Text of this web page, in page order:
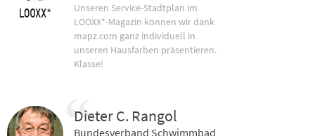
Unseren Service-Stadtplan im
LOOXX*-Magazin können wir dank
mapz.com ganz individuell in
unseren Hausfarben präsentieren.
Klasse!
Dieter C. Rangol
Bundesverband Schwimmbad